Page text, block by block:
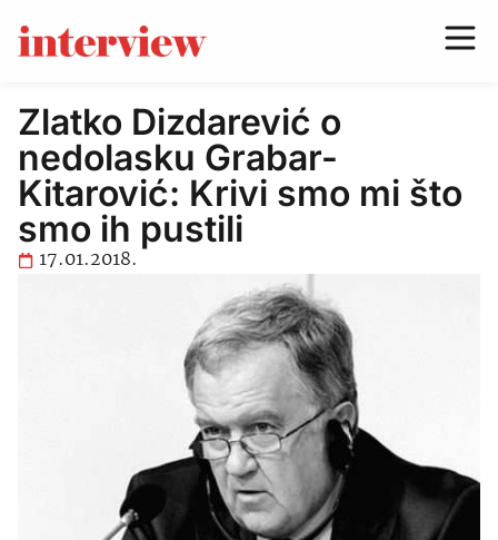
Zlatko Dizdarević o
nedolasku Grabar-
Kitarović: Krivi smo mi što
smo ih pustili
17.01.2018.